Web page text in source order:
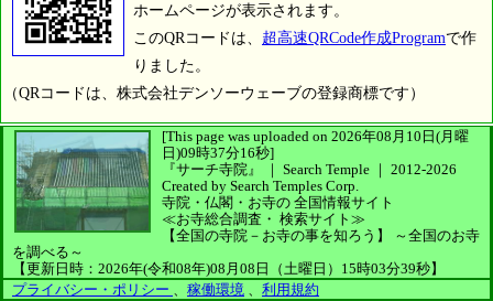
ホームページが表示されます。
このQRコードは、 超高速QRCode作成Programで作
りました。
（QRコードは、株式会社デンソーウェーブの登録商標です）
[This page was uploaded on 2026年08月10日(月曜
日)09時37分16秒]
『サーチ寺院』 ｜ Search Temple ｜ 2012-2026
Created by Search Temples Corp.
寺院・仏閣・お寺の 全国情報サイト
≪お寺総合調査・ 検索サイト≫
【全国の寺院－お寺の事を知ろう】
～全国のお寺
を調べる～
【更新日時：2026年(令和08年)08月08日（土曜日）15時03分39秒】
プライバシー・ポリシー
稼働環境 利用規約